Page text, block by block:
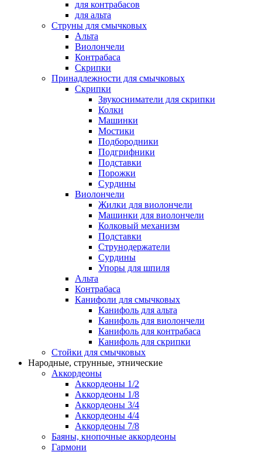
для контрабасов
для альта
Струны для смычковых
Альта
Виолончели
Контрабаса
Скрипки
Принадлежности для смычковых
Скрипки
Звукосниматели для скрипки
Колки
Машинки
Мостики
Подбородники
Подгрифники
Подставки
Порожки
Сурдины
Виолончели
Жилки для виолончели
Машинки для виолончели
Колковый механизм
Подставки
Струнодержатели
Сурдины
Упоры для шпиля
Альта
Контрабаса
Канифоли для смычковых
Канифоль для альта
Канифоль для виолончели
Канифоль для контрабаса
Канифоль для скрипки
Стойки для смычковых
Народные, струнные, этнические
Аккордеоны
Аккордеоны 1/2
Аккордеоны 1/8
Аккордеоны 3/4
Аккордеоны 4/4
Аккордеоны 7/8
Баяны, кнопочные аккордеоны
Гармони